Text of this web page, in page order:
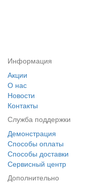
Информация
Акции
О нас
Новости
Контакты
Служба поддержки
Демонстрация
Способы оплаты
Способы доставки
Сервисный центр
Дополнительно